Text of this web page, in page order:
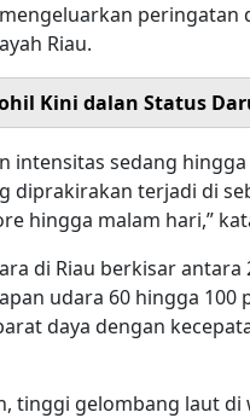
peringatan
Riau.
Kini dalan Status
intensitas sedang
diprakirakan terjadi di
hingga malam hari,”
di Riau berkisar antara
udara 60 hingga
daya dengan
tinggi gelombang laut di